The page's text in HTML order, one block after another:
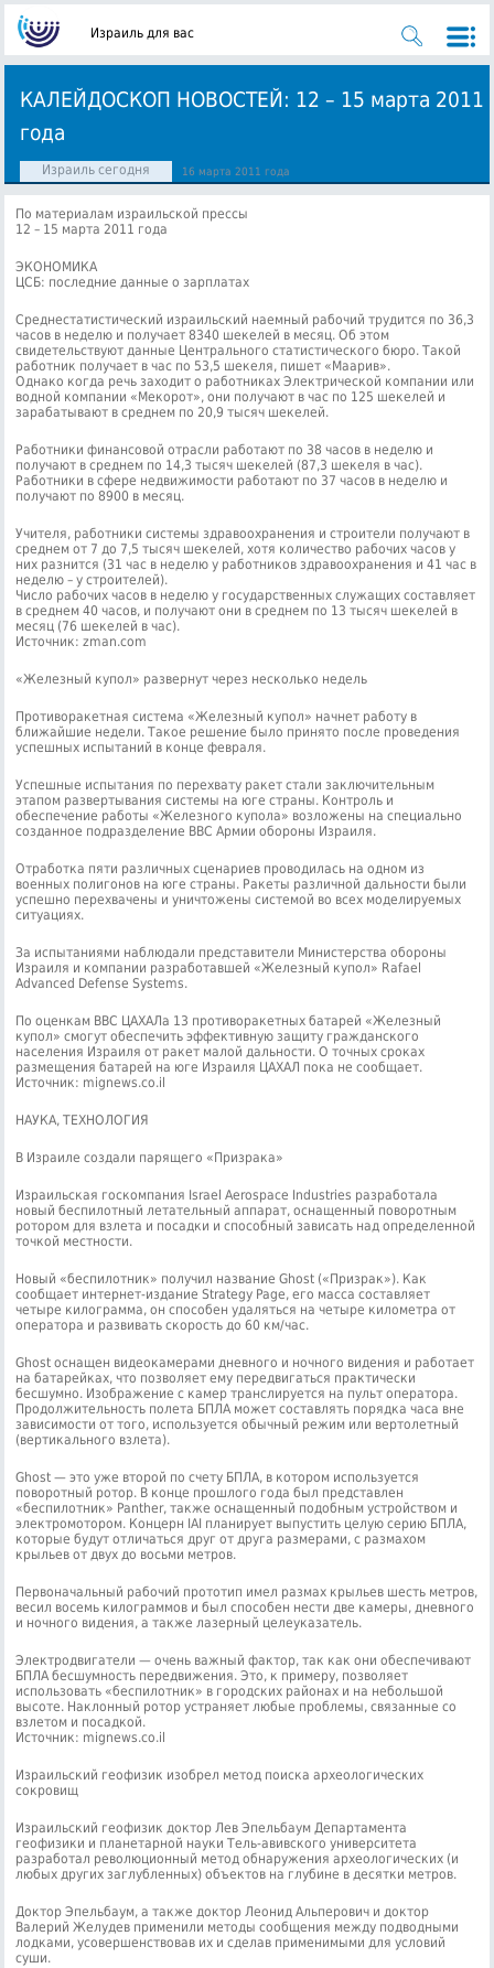
Израиль для вас
КАЛЕЙДОСКОП НОВОСТЕЙ: 12 – 15 марта 2011
года
Израиль сегодня 16 марта 2011 года
По материалам израильской прессы
12 – 15 марта 2011 года
ЭКОНОМИКА
ЦСБ: последние данные о зарплатах
Среднестатистический израильский наемный рабочий трудится по 36,3
часов в неделю и получает 8340 шекелей в месяц. Об этом
свидетельствуют данные Центрального статистического бюро. Такой
работник получает в час по 53,5 шекеля, пишет «Маарив».
Однако когда речь заходит о работниках Электрической компании или
водной компании «Мекорот», они получают в час по 125 шекелей и
зарабатывают в среднем по 20,9 тысяч шекелей.
Работники финансовой отрасли работают по 38 часов в неделю и
получают в среднем по 14,3 тысяч шекелей (87,3 шекеля в час).
Работники в сфере недвижимости работают по 37 часов в неделю и
получают по 8900 в месяц.
Учителя, работники системы здравоохранения и строители получают в
среднем от 7 до 7,5 тысяч шекелей, хотя количество рабочих часов у
них разнится (31 час в неделю у работников здравоохранения и 41 час в
неделю – у строителей).
Число рабочих часов в неделю у государственных служащих составляет
в среднем 40 часов, и получают они в среднем по 13 тысяч шекелей в
месяц (76 шекелей в час).
Источник: zman.com
«Железный купол» развернут через несколько недель
Противоракетная система «Железный купол» начнет работу в
ближайшие недели. Такое решение было принято после проведения
успешных испытаний в конце февраля.
Успешные испытания по перехвату ракет стали заключительным
этапом развертывания системы на юге страны. Контроль и
обеспечение работы «Железного купола» возложены на специально
созданное подразделение ВВС Армии обороны Израиля.
Отработка пяти различных сценариев проводилась на одном из
военных полигонов на юге страны. Ракеты различной дальности были
успешно перехвачены и уничтожены системой во всех моделируемых
ситуациях.
За испытаниями наблюдали представители Министерства обороны
Израиля и компании разработавшей «Железный купол» Rafael
Advanced Defense Systems.
По оценкам ВВС ЦАХАЛа 13 противоракетных батарей «Железный
купол» смогут обеспечить эффективную защиту гражданского
населения Израиля от ракет малой дальности. О точных сроках
размещения батарей на юге Израиля ЦАХАЛ пока не сообщает.
Источник: mignews.co.il
НАУКА, ТЕХНОЛОГИЯ
В Израиле создали парящего «Призрака»
Израильская госкомпания Israel Aerospace Industries разработала
новый беспилотный летательный аппарат, оснащенный поворотным
ротором для взлета и посадки и способный зависать над определенной
точкой местности.
Новый «беспилотник» получил название Ghost («Призрак»). Как
сообщает интернет-издание Strategy Page, его масса составляет
четыре килограмма, он способен удаляться на четыре километра от
оператора и развивать скорость до 60 км/час.
Ghost оснащен видеокамерами дневного и ночного видения и работает
на батарейках, что позволяет ему передвигаться практически
бесшумно. Изображение с камер транслируется на пульт оператора.
Продолжительность полета БПЛА может составлять порядка часа вне
зависимости от того, используется обычный режим или вертолетный
(вертикального взлета).
Ghost — это уже второй по счету БПЛА, в котором используется
поворотный ротор. В конце прошлого года был представлен
«беспилотник» Panther, также оснащенный подобным устройством и
электромотором. Концерн IAI планирует выпустить целую серию БПЛА,
которые будут отличаться друг от друга размерами, с размахом
крыльев от двух до восьми метров.
Первоначальный рабочий прототип имел размах крыльев шесть метров,
весил восемь килограммов и был способен нести две камеры, дневного
и ночного видения, а также лазерный целеуказатель.
Электродвигатели — очень важный фактор, так как они обеспечивают
БПЛА бесшумность передвижения. Это, к примеру, позволяет
использовать «беспилотник» в городских районах и на небольшой
высоте. Наклонный ротор устраняет любые проблемы, связанные со
взлетом и посадкой.
Источник: mignews.co.il
Израильский геофизик изобрел метод поиска археологических
сокровищ
Израильский геофизик доктор Лев Эпельбаум Департамента
геофизики и планетарной науки Тель-авивского университета
разработал революционный метод обнаружения археологических (и
любых других заглубленных) объектов на глубине в десятки метров.
Доктор Эпельбаум, а также доктор Леонид Альперович и доктор
Валерий Желудев применили методы сообщения между подводными
лодками, усовершенствовав их и сделав применимыми для условий
суши.